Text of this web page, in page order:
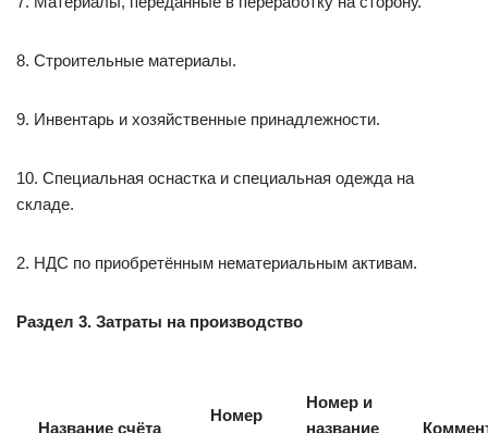
8. Строительные материалы.
9. Инвентарь и хозяйственные принадлежности.
10. Специальная оснастка и специальная одежда на
складе.
2. НДС по приобретённым нематериальным активам.
Раздел 3. Затраты на производство
Название счёта
Номер
Номер и
название